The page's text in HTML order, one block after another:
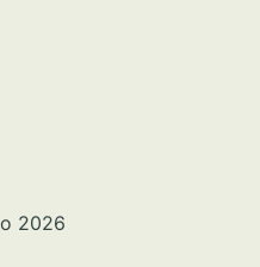
2026